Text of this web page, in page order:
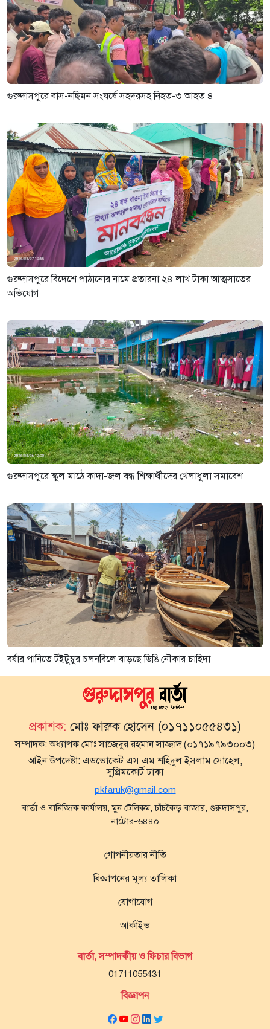
গুরুদাসপুরে বাস-নছিমন সংঘর্ষে সহদরসহ নিহত-৩ আহত ৪
গুরুদাসপুরে বিদেশে পাঠানোর নামে প্রতারনা ২৪ লাখ টাকা আত্মসাতের
অভিযোগ
গুরুদাসপুরে স্কুল মাঠে কাদা-জল বন্ধ শিক্ষার্থীদের খেলাধুলা সমাবেশ
বর্ষার পানিতে টইটুম্বুর চলনবিলে বাড়ছে ডিঙি নৌকার চাহিদা
প্রকাশক: মোঃ ফারুক হোসেন (০১৭১১০৫৫৪৩১)
সম্পাদক:অধ্যাপক মোঃ সাজেদুর রহমান সাজ্জাদ (০১৭১৯৭৯৩০০৩)
আইন উপদেষ্টা: এডভোকেট এস এম শহিদুল ইসলাম সোহেল,
সুপ্রিমকোর্ট ঢাকা
pkfaruk@gmail.com
বার্তা ও বানিজ্যিক কার্যালয়, মুন টেলিকম, চাঁচকৈড় বাজার, গুরুদাসপুর,
নাটোর-৬৪৪০
গোপনীয়তার নীতি
বিজ্ঞাপনের মূল্য তালিকা
যোগাযোগ
আর্কাইভ
বার্তা, সম্পাদকীয় ও ফিচার বিভাগ
01711055431
বিজ্ঞাপন